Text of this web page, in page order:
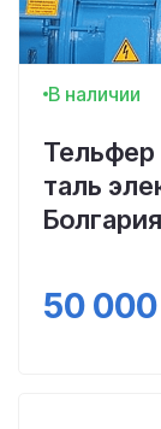
В наличии
Тельфер
таль
Болгария
50 000